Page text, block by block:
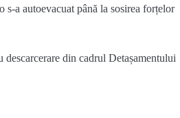
s-a autoevacuat până la sosirea forțelor
din cadrul Detașamentului